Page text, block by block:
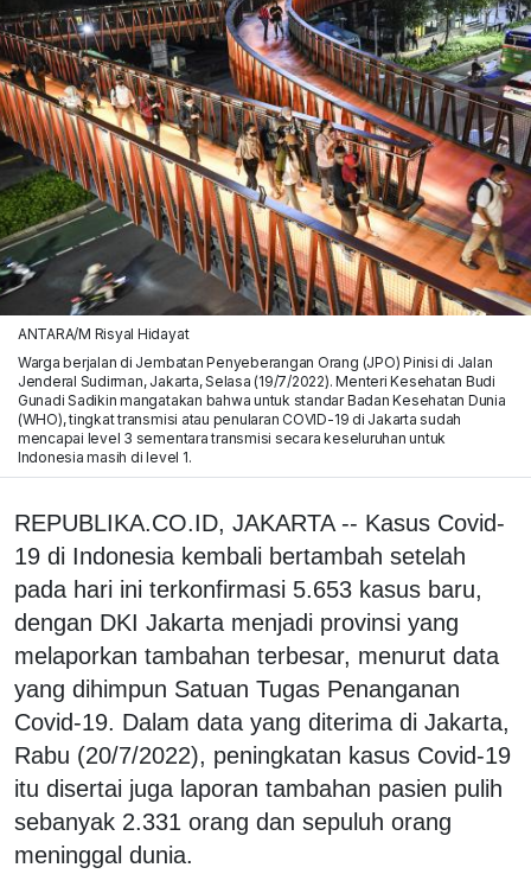
ANTARA/M Risyal Hidayat
Warga berjalan di Jembatan Penyeberangan Orang (JPO) Pinisi di Jalan
Jenderal Sudirman, Jakarta, Selasa (19/7/2022). Menteri Kesehatan Budi
Gunadi Sadikin mangatakan bahwa untuk standar Badan Kesehatan Dunia
(WHO), tingkat transmisi atau penularan COVID-19 di Jakarta sudah
mencapai level 3 sementara transmisi secara keseluruhan untuk
Indonesia masih di level 1.
REPUBLIKA.CO.ID, JAKARTA -- Kasus Covid-
19 di Indonesia kembali bertambah setelah
pada hari ini terkonfirmasi 5.653 kasus baru,
dengan DKI Jakarta menjadi provinsi yang
melaporkan tambahan terbesar, menurut data
yang dihimpun Satuan Tugas Penanganan
Covid-19. Dalam data yang diterima di Jakarta,
Rabu (20/7/2022), peningkatan kasus Covid-19
itu disertai juga laporan tambahan pasien pulih
sebanyak 2.331 orang dan sepuluh orang
meninggal dunia.